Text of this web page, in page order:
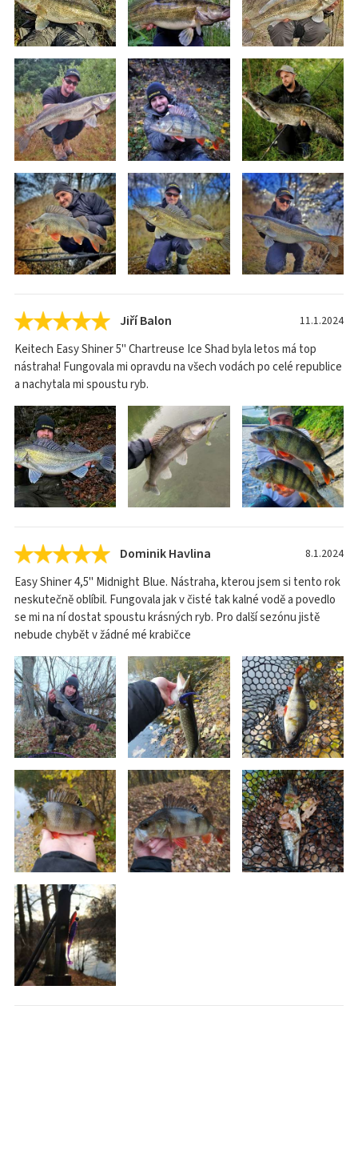
Jiří Balon 11.1.2024
Keitech Easy Shiner 5" Chartreuse Ice Shad byla letos má top
nástraha! Fungovala mi opravdu na všech vodách po celé republice
a nachytala mi spoustu ryb.
Dominik Havlina 8.1.2024
Easy Shiner 4,5" Midnight Blue. Nástraha, kterou jsem si tento rok
neskutečně oblíbil. Fungovala jak v čisté tak kalné vodě a povedlo
se mi na ní dostat spoustu krásných ryb. Pro další sezónu jistě
nebude chybět v žádné mé krabičce